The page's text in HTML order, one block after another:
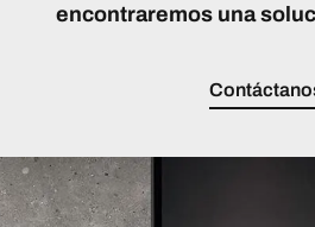
encontraremos una